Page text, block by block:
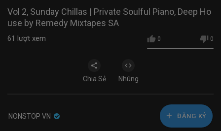
Vol 2, Sunday Chillas | Private Soulful Piano, Deep Ho
use by Remedy Mixtapes SA
0 0
61 lượt xem
Chia Sẻ Nhúng
NONSTOP VN ĐĂNG KÝ